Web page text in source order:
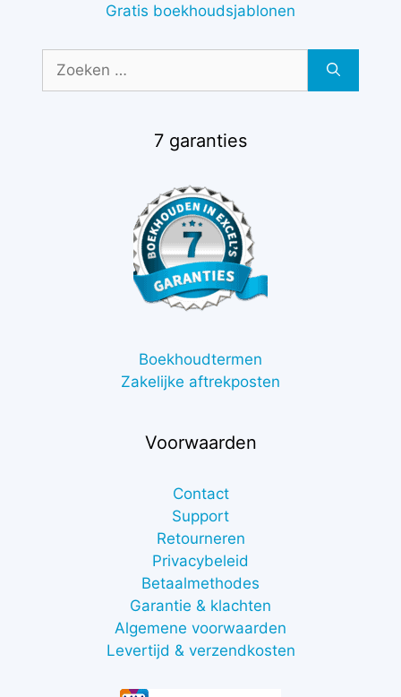
Gratis boekhoudsjablonen
naar:
7 garanties
Boekhoudtermen
Zakelijke aftrekposten
Voorwaarden
Contact
Support
Retourneren
Privacybeleid
Betaalmethodes
Garantie & klachten
Algemene voorwaarden
Levertijd & verzendkosten